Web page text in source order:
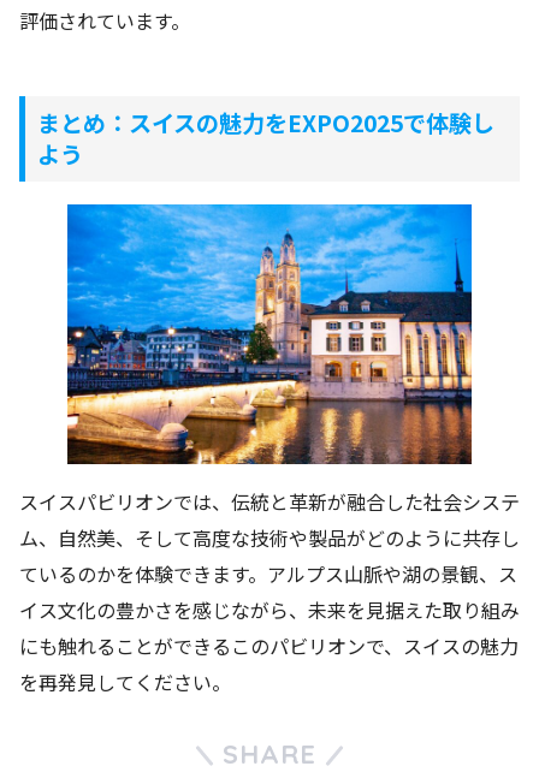
評価されています。
まとめ：スイスの魅力をEXPO2025で体験し
よう
スイスパビリオンでは、伝統と革新が融合した社会システ
ム、自然美、そして高度な技術や製品がどのように共存し
ているのかを体験できます。アルプス山脈や湖の景観、ス
イス文化の豊かさを感じながら、未来を見据えた取り組み
にも触れることができるこのパビリオンで、スイスの魅力
を再発見してください。
SHARE